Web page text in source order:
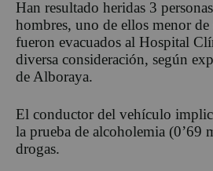
Han resultado heridas 3
hombres, uno de ellos menor de
fueron evacuados al Hospital
diversa consideración, según
de Alboraya.
El conductor del vehículo
la prueba de alcoholemia (0’69
drogas.